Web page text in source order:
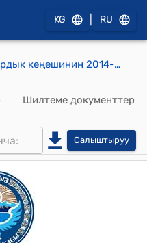
KG RU
Кызыл-Кыя шаардык кеңешинин 2014-жылдын 14-ноябрындагы № 24/82 “Кызыл–Кыя райондор аралык кургак учукка каршы ооруканасынын 2013–жылда жана 2014–жылдын 8 айында жүргүзгөн иштери боюнча маалыматы жөнүндө” токтому
Шилтеме документтер
Салыштыруу